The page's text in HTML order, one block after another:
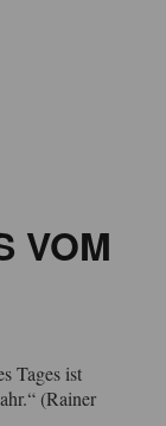
VOM
Tages ist
(Rainer